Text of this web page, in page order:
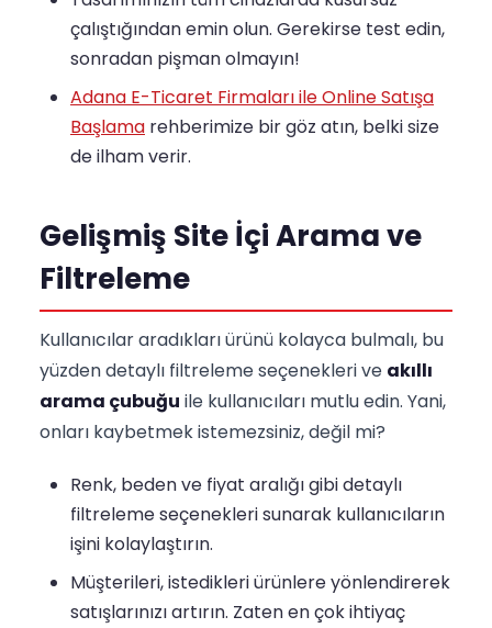
çalıştığından emin olun. Gerekirse test edin,
sonradan pişman olmayın!
Adana E-Ticaret Firmaları ile Online Satışa
Başlama rehberimize bir göz atın, belki size
de ilham verir.
Gelişmiş Site İçi Arama ve
Filtreleme
Kullanıcılar aradıkları ürünü kolayca bulmalı, bu
yüzden detaylı filtreleme seçenekleri ve akıllı
arama çubuğu ile kullanıcıları mutlu edin. Yani,
onları kaybetmek istemezsiniz, değil mi?
Renk, beden ve fiyat aralığı gibi detaylı
filtreleme seçenekleri sunarak kullanıcıların
işini kolaylaştırın.
Müşterileri, istedikleri ürünlere yönlendirerek
satışlarınızı artırın. Zaten en çok ihtiyaç